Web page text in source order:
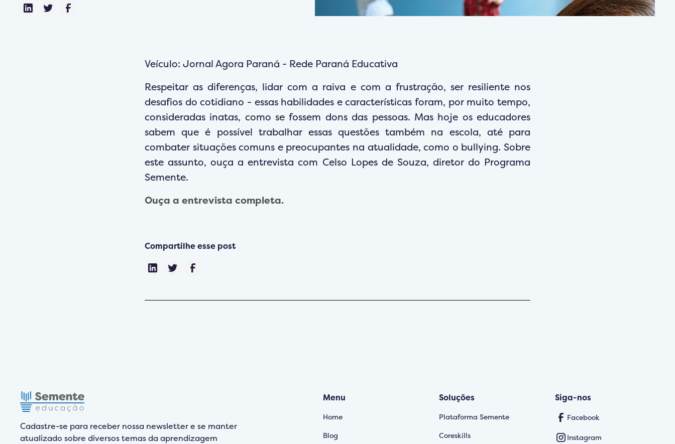
Veículo: Jornal Agora Paraná - Rede Paraná Educativa
Respeitar as diferenças, lidar com a raiva e com a frustração, ser resiliente nos
desafios do cotidiano - essas habilidades e características foram, por muito tempo,
consideradas inatas, como se fossem dons das pessoas. Mas hoje os educadores
sabem que é possível trabalhar essas questões também na escola, até para
combater situações comuns e preocupantes na atualidade, como o bullying. Sobre
este assunto, ouça a entrevista com Celso Lopes de Souza, diretor do Programa
Semente.
Ouça a entrevista completa.
Compartilhe esse post
Cadastre-se para receber nossa newsletter e se manter
atualizado sobre diversos temas da aprendizagem
Menu
Home
Blog
Soluções
Plataforma Semente
Coreskills
Siga-nos
Facebook
Instagram